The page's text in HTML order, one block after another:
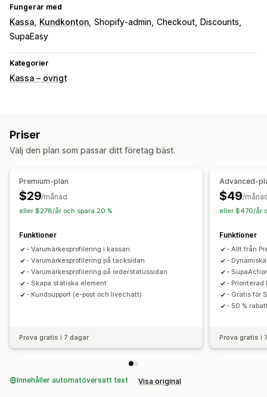
Fungerar med
Kassa Kundkonton Shopify-admin Checkout
Discounts
SupaEasy
Kategorier
Kassa – övrigt
Priser
Välj den plan som passar ditt företag bäst.
Premium-plan
$29/månad
eller $278/år och spara 20 %
Funktioner
- Varumärkesprofilering i kassan
- Varumärkesprofilering på tacksidan
- Varumärkesprofilering på orderstatussidan
- Skapa statiska element
- Kundsupport (e-post och livechatt)
Prova gratis i 7 dagar
Advanced-
$49/
eller $470/år
Funktioner
- Allt från
-
-
- Prioriterad
- Gratis för
- 50 %
Prova gratis i
Innehåller automatöversatt text Visa original